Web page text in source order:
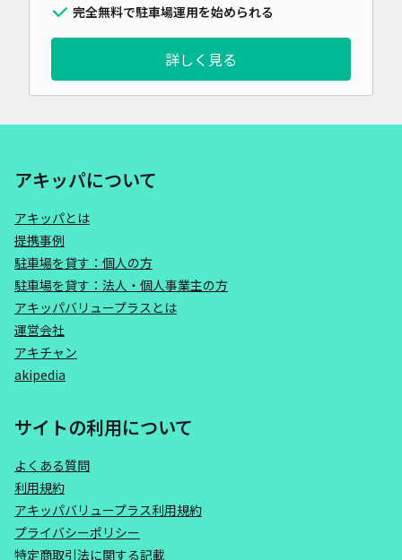
完全無料で駐車場運用を始められる
詳しく見る
アキッパについて
アキッパとは
提携事例
駐車場を貸す：個人の方
駐車場を貸す：法人・個人事業主の方
アキッパバリュープラスとは
運営会社
アキチャン
akipedia
サイトの利用について
よくある質問
利用規約
アキッパバリュープラス利用規約
プライバシーポリシー
特定商取引法に関する記載